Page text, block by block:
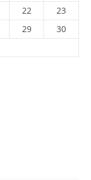
22
23
29
30